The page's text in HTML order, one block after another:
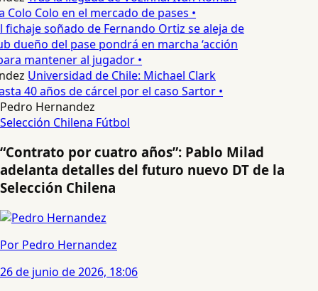
Colo en el mercado de pases •
fichaje soñado de Fernando Ortiz se aleja de
dueño del pase pondrá en marcha ‘acción
mantener al jugador •
Universidad de Chile: Michael Clark
40 años de cárcel por el caso Sartor •
Pedro Hernandez
Selección Chilena Fútbol
“Contrato por cuatro años”: Pablo Milad
adelanta detalles del futuro nuevo DT de la
Selección Chilena
Por Pedro Hernandez
26 de junio de 2026, 18:06